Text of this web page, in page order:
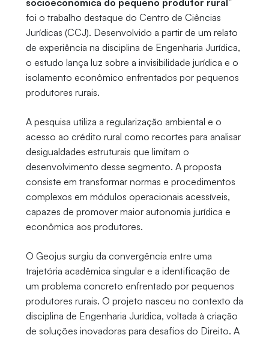
socioeconômica do pequeno produtor rural ”
foi o trabalho destaque do Centro de Ciências
Jurídicas (CCJ). Desenvolvido a partir de um relato
de experiência na disciplina de Engenharia Jurídica,
o estudo lança luz sobre a invisibilidade jurídica e o
isolamento econômico enfrentados por pequenos
produtores rurais.
A pesquisa utiliza a regularização ambiental e o
acesso ao crédito rural como recortes para analisar
desigualdades estruturais que limitam o
desenvolvimento desse segmento. A proposta
consiste em transformar normas e procedimentos
complexos em módulos operacionais acessíveis,
capazes de promover maior autonomia jurídica e
econômica aos produtores.
O Geojus surgiu da convergência entre uma
trajetória acadêmica singular e a identificação de
um problema concreto enfrentado por pequenos
produtores rurais. O projeto nasceu no contexto da
disciplina de Engenharia Jurídica, voltada à criação
de soluções inovadoras para desafios do Direito. A